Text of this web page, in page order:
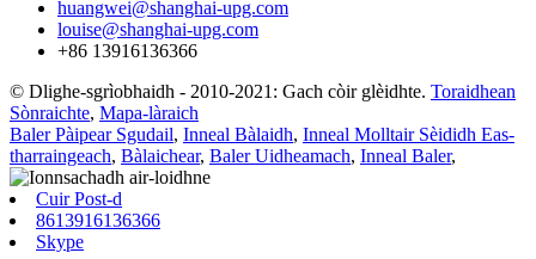
huangwei@shanghai-upg.com
louise@shanghai-upg.com
+86 13916136366
© Dlighe-sgrìobhaidh - 2010-2021: Gach còir glèidhte. Toraidhean
Sònraichte, Mapa-làraich
Baler Pàipear Sgudail, Inneal Bàlaidh, Inneal Molltair Sèididh Eas-
tharraingeach, Bàlaichear, Baler Uidheamach, Inneal Baler,
Cuir Post-d
8613916136366
Skype